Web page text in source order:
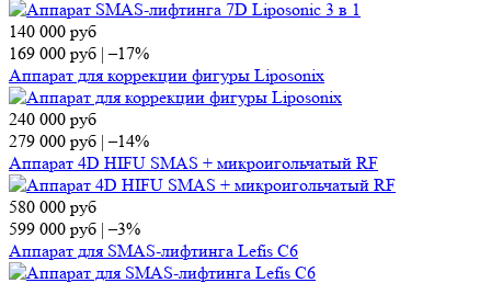
140 000 руб
169 000 руб |–17%
Аппарат для коррекции фигуры Liposonix
240 000 руб
279 000 руб |–14%
Аппарат 4D HIFU SMAS + микроигольчатый RF
580 000 руб
599 000 руб |–3%
Аппарат для SMAS-лифтинга Lefis C6